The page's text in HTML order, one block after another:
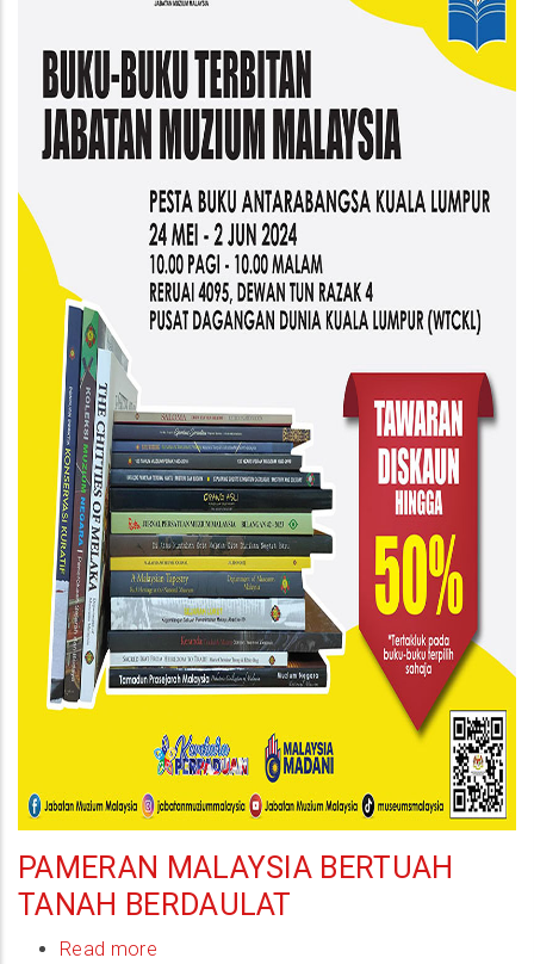
PBAKL
PAMERAN MALAYSIA BERTUAH
TANAH BERDAULAT
Read more